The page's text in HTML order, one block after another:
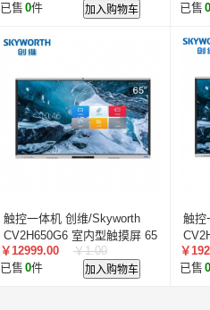
已售 0件 加入购物车
已售 0
触控一体机 创维/Skyworth
CV2H650G6 室内型触摸屏 65
16:9 32G 4G 红外
￥12999.00
￥1.00
已售 0件 加入购物车
触控
16:9
￥
已售 0